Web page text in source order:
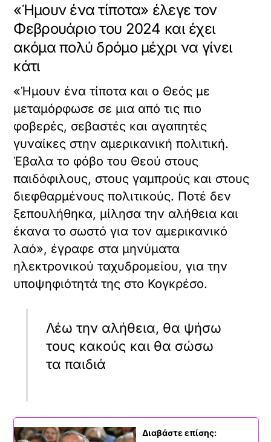
«Ήμουν ένα τίποτα» έλεγε τον
Φεβρουάριο του 2024 και έχει
ακόμα πολύ δρόμο μέχρι να γίνει
κάτι
«Ήμουν ένα τίποτα και ο Θεός με
μεταμόρφωσε σε μια από τις πιο
φοβερές, σεβαστές και αγαπητές
γυναίκες στην αμερικανική πολιτική.
Έβαλα το φόβο του Θεού στους
παιδόφιλους, στους γαμπρούς και στους
διεφθαρμένους πολιτικούς. Ποτέ δεν
ξεπουλήθηκα, μίλησα την αλήθεια και
έκανα το σωστό για τον αμερικανικό
λαό», έγραφε στα μηνύματα
ηλεκτρονικού ταχυδρομείου, για την
υποψηφιότητά της στο Κογκρέσο.
Λέω την αλήθεια, θα ψήσω
τους κακούς και θα σώσω
τα παιδιά
Διαβάστε επίσης: